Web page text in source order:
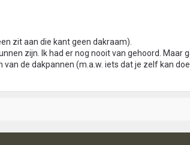
zit aan die kant geen dakraam).
zijn. Ik had er nog nooit van gehoord. Maar
de dakpannen (m.a.w. iets dat je zelf kan